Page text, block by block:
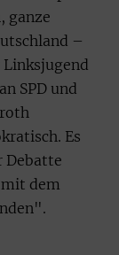
ganze
–
SPD und
Es
Debatte
dem